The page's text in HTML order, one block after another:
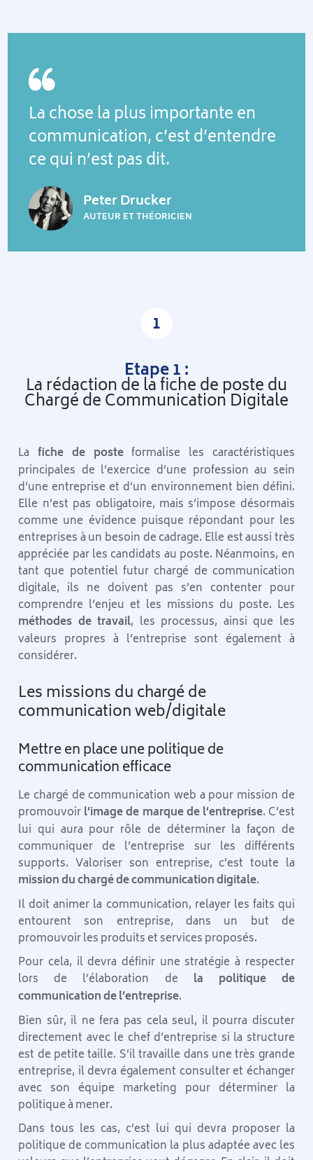
La chose la plus importante en
communication, c’est d’entendre
ce qui n’est pas dit.
Peter Drucker
AUTEUR ET THÉORICIEN
1
Etape 1 :
La rédaction de la fiche de poste du
Chargé de Communication Digitale
La fiche de posteformalise les caractéristiques
principales de l’exercice d’une profession au sein
d’une entreprise et d’un environnement bien défini.
Elle n’est pas obligatoire, mais s’impose désormais
comme une évidence puisque répondant pour les
entreprises à un besoin de cadrage. Elle est aussi très
appréciée par les candidats au poste. Néanmoins, en
tant que potentiel futur chargé de communication
digitale, ils ne doivent pas s’en contenter pour
comprendre l’enjeu et les missions du poste. Les
méthodes de travail, les processus, ainsi que les
valeurs propres à l’entreprise sont également à
considérer.
Les missions du chargé de
communication web/digitale
Mettre en place une politique de
communication efficace
Le chargé de communication web a pour mission de
promouvoirl’image de marque de l’entreprise. C’est
lui qui aura pour rôle de déterminer la façon de
communiquer de l’entreprise sur les différents
supports. Valoriser son entreprise, c’est toute la
mission du chargé de communication digitale.
Il doit animer la communication, relayer les faits qui
entourent son entreprise, dans un but de
promouvoir les produits et services proposés.
Pour cela, il devra définir une stratégie à respecter
lors de l’élaboration de la politique de
communication de l’entreprise.
Bien sûr, il ne fera pas cela seul, il pourra discuter
directement avec le chef d’entreprise si la structure
est de petite taille. S’il travaille dans une très grande
entreprise, il devra également consulter et échanger
avec son équipe marketing pour déterminer la
politique à mener.
Dans tous les cas, c’est lui qui devra proposer la
politique de communication la plus adaptée avec les